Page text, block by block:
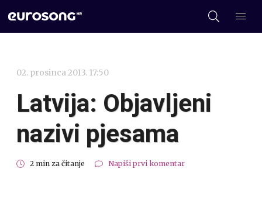
02. prosinca 2013. 17:50
Latvija: Objavljeni
nazivi pjesama
2 min za čitanje Napiši prvi komentar